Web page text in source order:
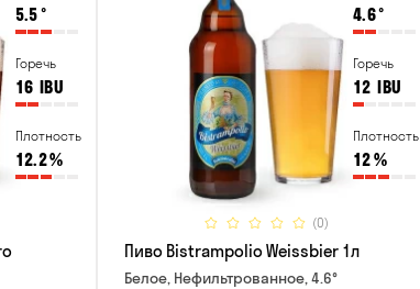
5.5°
Горечь
16 IBU
Плотность
12.2%
4.6°
Горечь
12 IBU
Плотность
12%
(0)
Пиво Bistrampolio Weissbier 1л
Белое, Нефильтрованное, 4.6°